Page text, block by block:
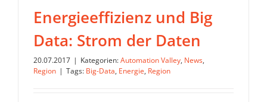
Energieeffizienz und Big
Data: Strom der Daten
20.07.2017 | Kategorien:Automation Valley, News,
Region | Tags: Big-Data, Energie, Region